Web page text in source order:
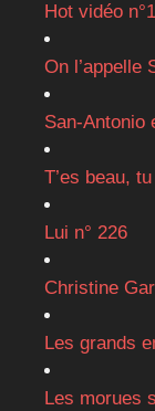
Hot vidéo n°1
On l’appelle
San-Antonio
T’es beau,
Lui n° 226
Christine
Les grands
Les morues